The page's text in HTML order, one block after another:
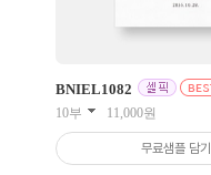
BNIEL1082
10부 11,000원
무료샘플 담기